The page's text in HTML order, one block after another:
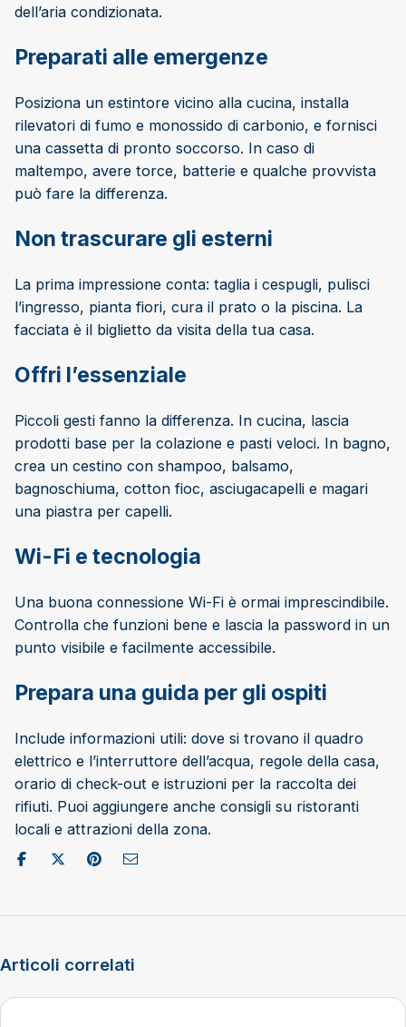
dell’aria condizionata.
Preparati alle emergenze
Posiziona un estintore vicino alla cucina, installa
rilevatori di fumo e monossido di carbonio, e fornisci
una cassetta di pronto soccorso. In caso di
maltempo, avere torce, batterie e qualche provvista
può fare la differenza.
Non trascurare gli esterni
La prima impressione conta: taglia i cespugli, pulisci
l’ingresso, pianta fiori, cura il prato o la piscina. La
facciata è il biglietto da visita della tua casa.
Offri l’essenziale
Piccoli gesti fanno la differenza. In cucina, lascia
prodotti base per la colazione e pasti veloci. In bagno,
crea un cestino con shampoo, balsamo,
bagnoschiuma, cotton fioc, asciugacapelli e magari
una piastra per capelli.
Wi-Fi e tecnologia
Una buona connessione Wi-Fi è ormai imprescindibile.
Controlla che funzioni bene e lascia la password in un
punto visibile e facilmente accessibile.
Prepara una guida per gli ospiti
Include informazioni utili: dove si trovano il quadro
elettrico e l’interruttore dell’acqua, regole della casa,
orario di check-out e istruzioni per la raccolta dei
rifiuti. Puoi aggiungere anche consigli su ristoranti
locali e attrazioni della zona.
Condividi su Facebook
Pubblica su X/Twitter
Condividi su Pinterest
Invia come e-mail
Articoli correlati